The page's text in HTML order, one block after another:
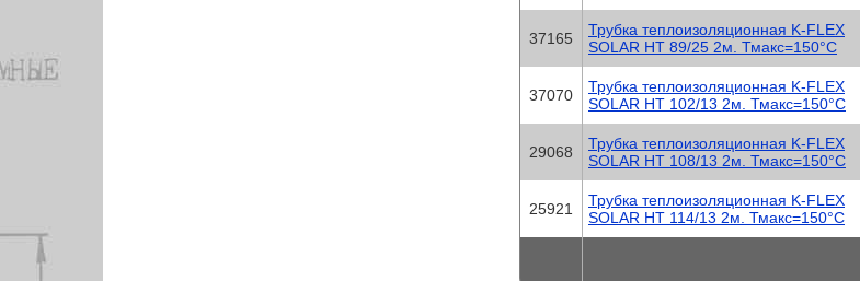
37165
Трубка теплоизоляционная K-FLEX
SOLAR HT 89/25 2м. Тмакс=150°C
37070
Трубка теплоизоляционная K-FLEX
SOLAR HT 102/13 2м. Тмакс=150°C
29068
Трубка теплоизоляционная K-FLEX
SOLAR HT 108/13 2м. Тмакс=150°C
25921
Трубка теплоизоляционная K-FLEX
SOLAR HT 114/13 2м. Тмакс=150°C